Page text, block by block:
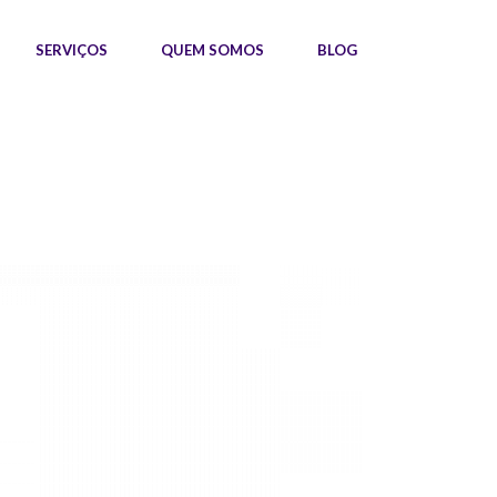
SERVIÇOS QUEM SOMOS BLOG